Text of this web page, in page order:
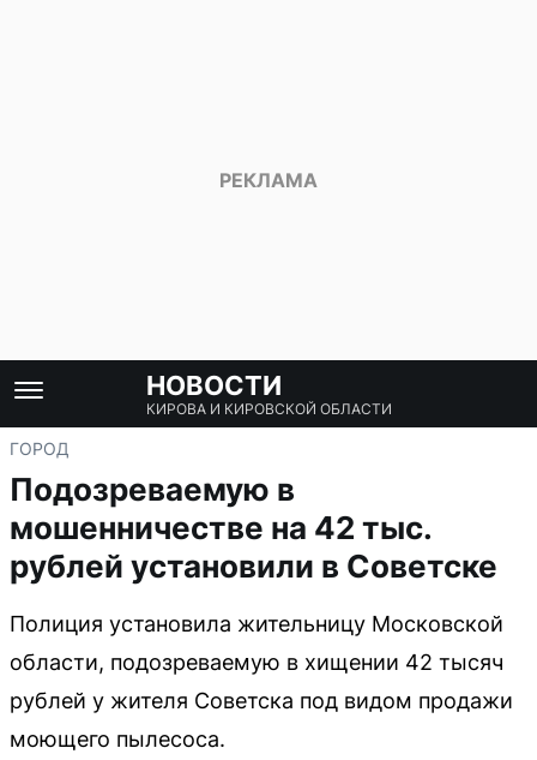
НОВОСТИ
КИРОВА И КИРОВСКОЙ ОБЛАСТИ
ГОРОД
Подозреваемую в
мошенничестве на 42 тыс.
рублей установили в Советске
Полиция установила жительницу Московской
области, подозреваемую в хищении 42 тысяч
рублей у жителя Советска под видом продажи
моющего пылесоса.